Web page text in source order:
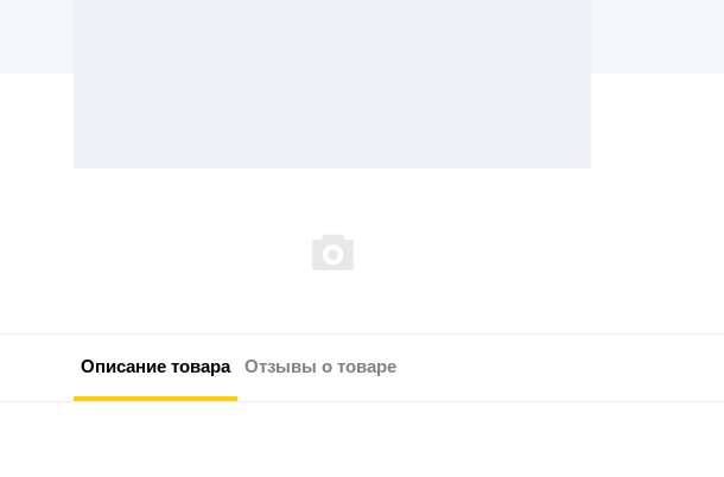
Описание товара Отзывы о товаре